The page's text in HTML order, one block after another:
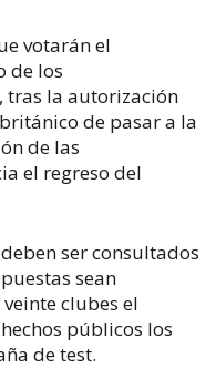
votarán el
de los
tras la autorización
de pasar a la
de las
el regreso del
ser consultados
sean
clubes el
públicos los
de test.